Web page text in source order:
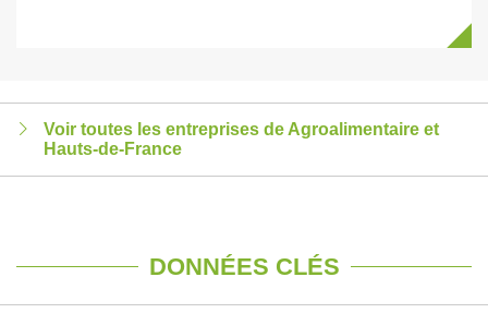
Voir toutes les entreprises de Agroalimentaire et
Hauts-de-France
DONNÉES CLÉS